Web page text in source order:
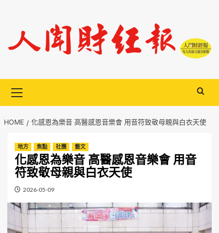
content
Menu
HOME 化感恩為樂音 高醫感恩音樂會 用音符致敬母親與白衣天使
地方 焦點 社團 藝文
化感恩為樂音 高醫感恩音樂會 用音
符致敬母親與白衣天使
2026-05-09